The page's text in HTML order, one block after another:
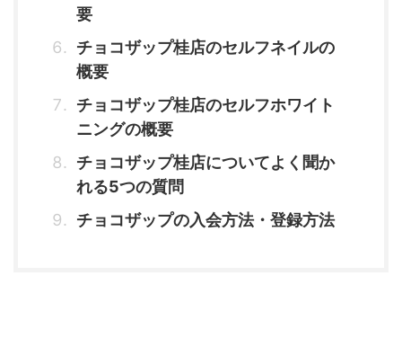
要
チョコザップ桂店のセルフネイルの
概要
チョコザップ桂店のセルフホワイト
ニングの概要
チョコザップ桂店についてよく聞か
れる5つの質問
チョコザップの入会方法・登録方法